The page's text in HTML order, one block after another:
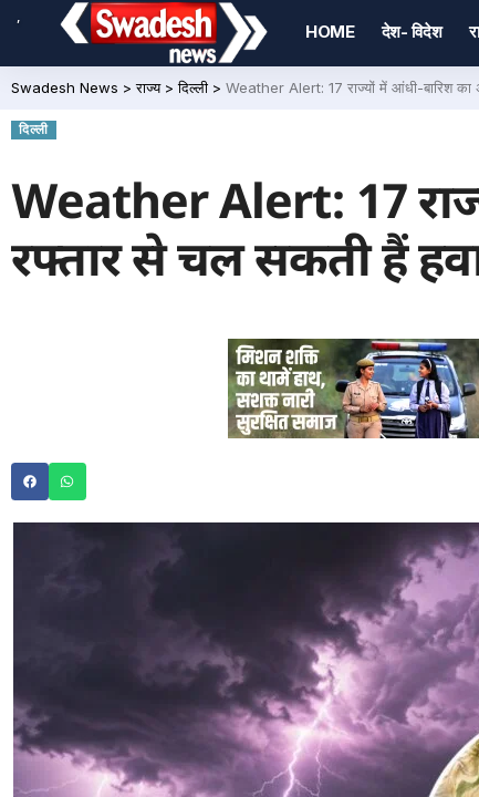
,
HOME देश- विदेश
Swadesh News >राज्य>दिल्ली > Weather Alert: 17 राज्यों में आंधी-बारिश का
दिल्ली
Weather Alert: 17
रफ्तार से चल सकती हैं